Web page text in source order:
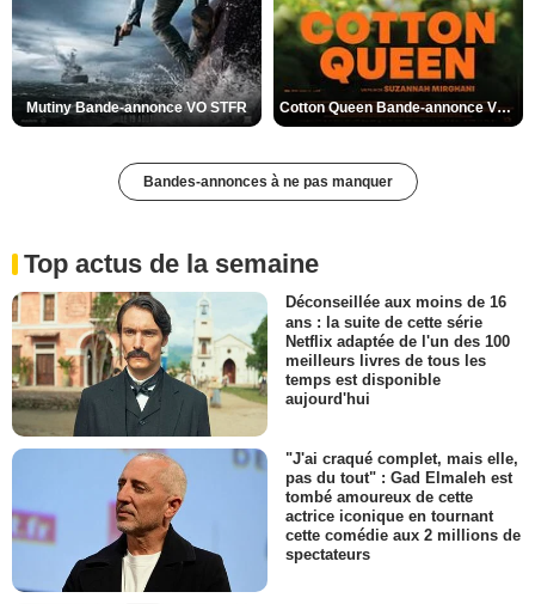
Mutiny Bande-annonce VO STFR Cotton Queen Bande-annonce VO STFR
Bandes-annonces à ne pas manquer
Top actus de la semaine
Déconseillée aux moins de 16
ans : la suite de cette série
Netflix adaptée de l'un des 100
meilleurs livres de tous les
temps est disponible
aujourd'hui
"J'ai craqué complet, mais elle,
pas du tout" : Gad Elmaleh est
tombé amoureux de cette
actrice iconique en tournant
cette comédie aux 2 millions de
spectateurs